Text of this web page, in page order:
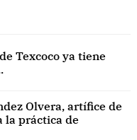
Texcoco ya tiene
Olvera, artífice de
la práctica de